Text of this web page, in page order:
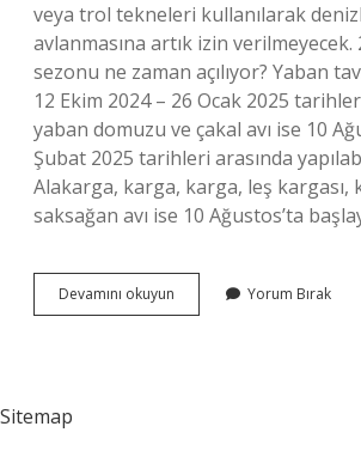
veya trol tekneleri kullanılarak
avlanmasına artık izin verilmeyecek.
sezonu ne zaman açılıyor? Yaban
12 Ekim 2024 – 26 Ocak 2025
yaban domuzu ve çakal avı ise 10
Şubat 2025 tarihleri ​​arasında
Alakarga, karga, karga, leş kargası,
saksağan avı ise 10 Ağustos’ta
Devamını okuyun
Yasağı
Yorum Bırak
Sitemap